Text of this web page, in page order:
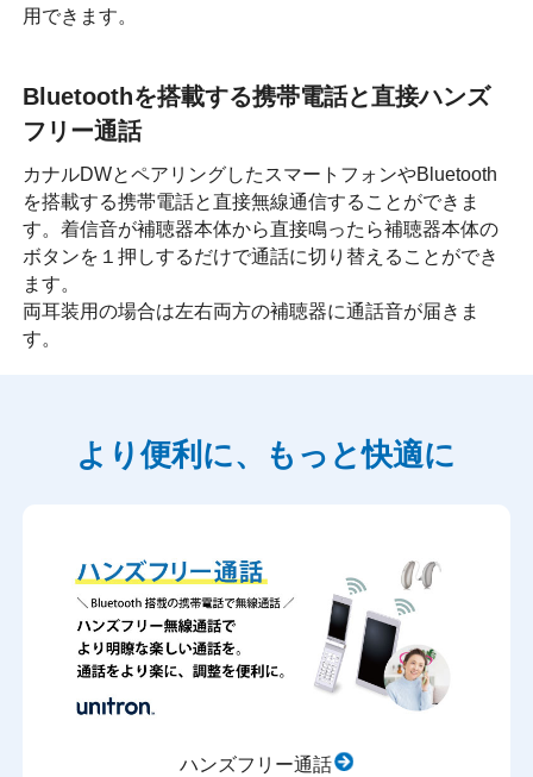
用できます。
Bluetoothを搭載する携帯電話と直接ハンズ
フリー通話
カナルDWとペアリングしたスマートフォンやBluetooth
を搭載する携帯電話と直接無線通信することができま
す。着信音が補聴器本体から直接鳴ったら補聴器本体の
ボタンを１押しするだけで通話に切り替えることができ
ます。
両耳装用の場合は左右両方の補聴器に通話音が届きま
す。
より便利に、もっと快適に
ハンズフリー通話